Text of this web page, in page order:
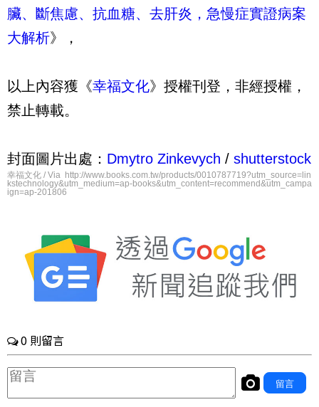
臟、斷焦慮、抗血糖、去肝炎，急慢症實證病案
大解析》，
以上內容獲《幸福文化》授權刊登，非經授權，
禁止轉載。
封面圖片出處： Dmytro Zinkevych / shutterstock
幸福文化 / Via http://www.books.com.tw/products/0010787719?utm_source=lin
kstechnology&utm_medium=ap-books&utm_content=recommend&utm_campa
ign=ap-201806